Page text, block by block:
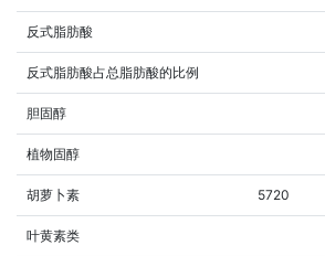
反式脂肪酸
反式脂肪酸占总脂肪酸的比例
胆固醇
植物固醇
胡萝卜素 5720
叶黄素类